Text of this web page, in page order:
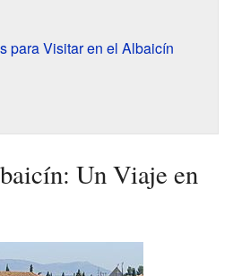
para Visitar en el Albaicín
Un Viaje en